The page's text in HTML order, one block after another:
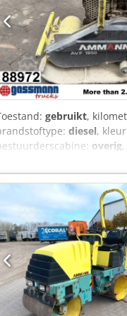
gebruikt,
diesel,
overig
garantie, wijzigingen,